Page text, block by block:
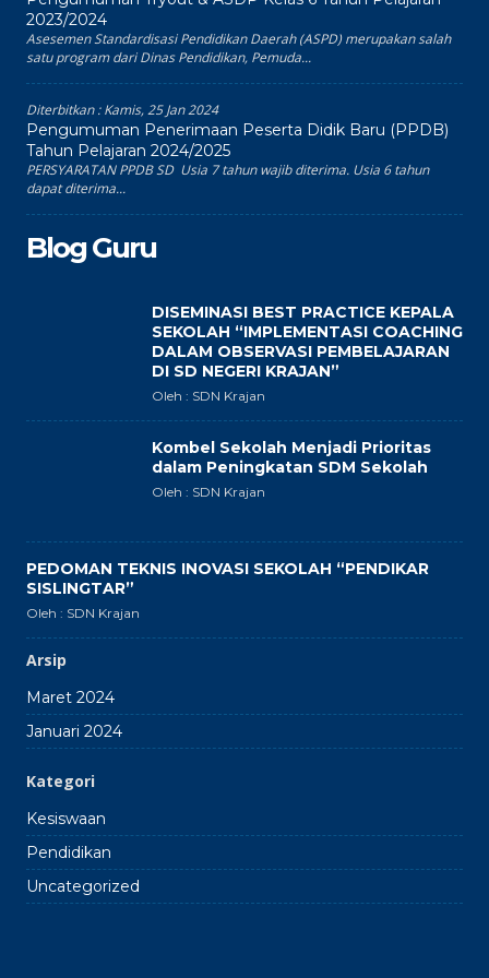
2023/2024
Asesemen Standardisasi Pendidikan Daerah (ASPD) merupakan salah
satu program dari Dinas Pendidikan, Pemuda...
Diterbitkan :Kamis, 25 Jan 2024
Pengumuman Penerimaan Peserta Didik Baru (PPDB)
Tahun Pelajaran 2024/2025
PERSYARATAN PPDB SD Usia 7 tahun wajib diterima. Usia 6 tahun
dapat diterima...
Blog Guru
DISEMINASI BEST PRACTICE KEPALA
SEKOLAH “IMPLEMENTASI COACHING
DALAM OBSERVASI PEMBELAJARAN
DI SD NEGERI KRAJAN”
Oleh : SDN Krajan
Kombel Sekolah Menjadi Prioritas
dalam Peningkatan SDM Sekolah
Oleh : SDN Krajan
PEDOMAN TEKNIS INOVASI SEKOLAH “PENDIKAR
SISLINGTAR”
Oleh : SDN Krajan
Arsip
Maret 2024
Januari 2024
Kategori
Kesiswaan
Pendidikan
Uncategorized